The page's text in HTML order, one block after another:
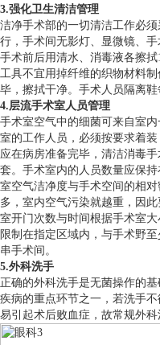
3.强化卫生清洁管理
洁净手术部的一切清洁工作必
行，手术间无影灯、显微镜、
手术前后用清水、消毒液各擦
工具不宜用掉纤维的织物材料
毕，擦拭干净。手术人员隔离鞋
4.层流手术室人员管理
手术室空气中的细菌可来自室
室的工作人员，必须按要求着
应在病房准备完毕，清洁消毒
套。手术室内的人员数量应保
室空气洁净度与手术空间的相
多，室内空气污染就越重，因
室开门次数与时间根据手术室
限制在指定区域内，与手术野
串手术间。
5.外科洗手
正确的外科洗手是无菌操作的
疾病的重点环节之一，若洗手
易引起术后败血症，故常规外科